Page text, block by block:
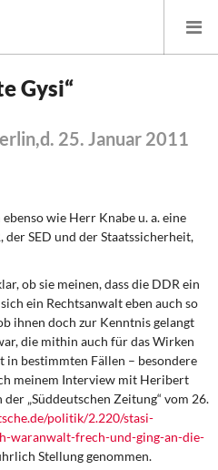
und Finanzpolitik
Daseinsvorsorge
Gysi“
25. Januar 2011
wie Herr Knabe u. a. eine
SED und der Staatssicherheit,
ob sie meinen, dass die DDR ein
ein Rechtsanwalt eben auch so
ihnen doch zur Kenntnis gelangt
die mithin auch für das Wirken
in bestimmten Fällen – besondere
meinem Interview mit Heribert
„Süddeutschen Zeitung“ vom 26.
politik/2.220/stasi-
war­anwalt-frech-und-ging-an-die-
Stellung genom­men.